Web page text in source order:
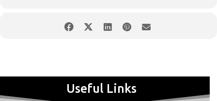
Useful Links